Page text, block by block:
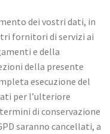
dei vostri dati, in
fornitori di servizi ai
e della
della presente
esecuzione del
per l’ulteriore
di conservazione
saranno cancellati, a